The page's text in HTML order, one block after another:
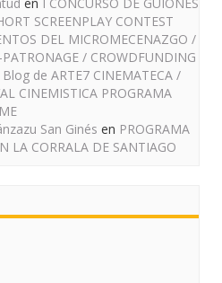
SCREENPLAY CONTEST
DEL MICROMECENAZGO /
/ CROWDFUNDING
de ARTE7 CINEMATECA /
CINEMISTICA PROGRAMA
San Ginés en PROGRAMA
LA CORRALA DE SANTIAGO